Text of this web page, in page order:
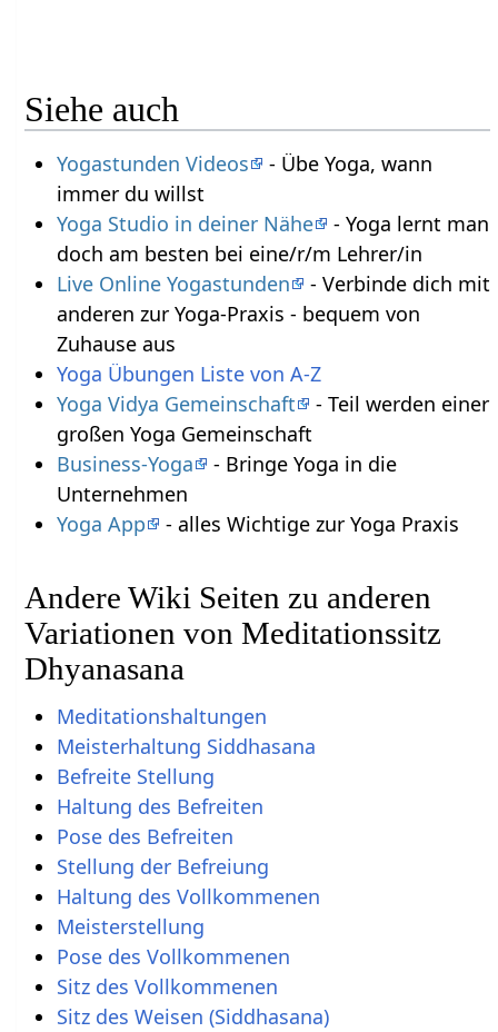
Siehe auch
Yogastunden Videos
- Übe Yoga, wann
immer du willst
Yoga Studio in deiner Nähe
- Yoga lernt man
doch am besten bei eine/r/m Lehrer/in
Live Online Yogastunden
- Verbinde dich mit
anderen zur Yoga-Praxis - bequem von
Zuhause aus
Yoga Übungen Liste von A-Z
Yoga Vidya Gemeinschaft
- Teil werden einer
großen Yoga Gemeinschaft
Business-Yoga
- Bringe Yoga in die
Unternehmen
Yoga App
- alles Wichtige zur Yoga Praxis
Andere Wiki Seiten zu anderen
Variationen von Meditationssitz
Dhyanasana
Meditationshaltungen
Meisterhaltung Siddhasana
Befreite Stellung
Haltung des Befreiten
Pose des Befreiten
Stellung der Befreiung
Haltung des Vollkommenen
Meisterstellung
Pose des Vollkommenen
Sitz des Vollkommenen
Sitz des Weisen (Siddhasana)